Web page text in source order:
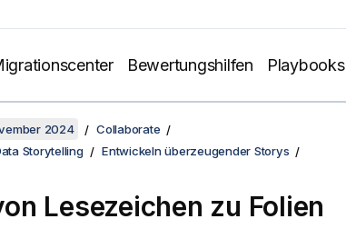
Bewertungshilfen Playbooks
2024
Collaborate
Storytelling
Entwickeln überzeugender Storys
Lesezeichen zu Folien